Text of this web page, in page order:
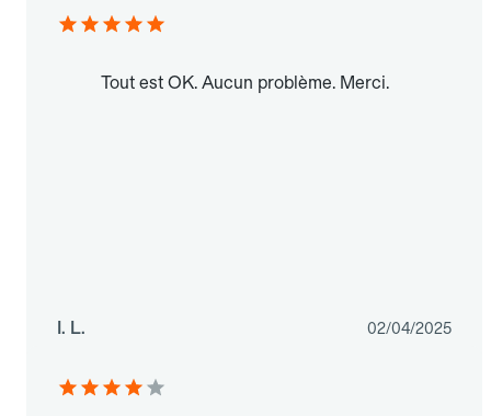
Tout est OK. Aucun problème. Merci.
I. L. 02/04/2025